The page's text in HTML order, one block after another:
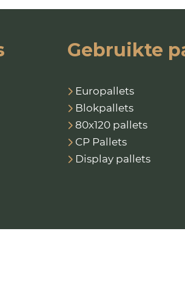
Gebruikte
Europallets
Blokpallets
80x120 pallets
CP Pallets
Display pallets